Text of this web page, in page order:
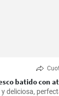
batido con
deliciosa,